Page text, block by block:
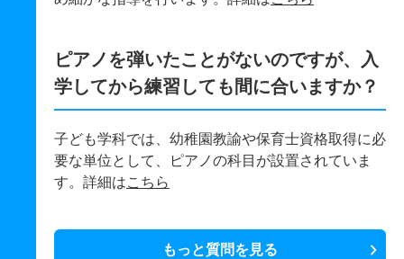
ピアノを弾いたことがないのですが、入
学してから練習しても間に合いますか？
子ども学科では、幼稚園教諭や保育士資格取得に必
要な単位として、ピアノの科目が設置されていま
す。詳細はこちら
もっと質問を見る